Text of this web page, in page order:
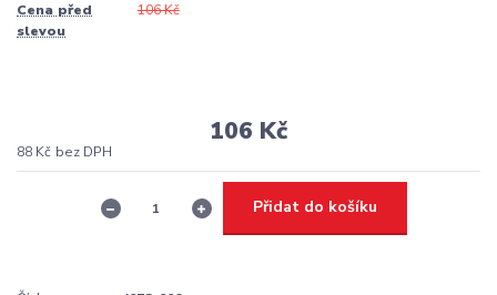
Cena před
slevou
106 Kč
106 Kč
88 Kč bez DPH
Přidat do košíku